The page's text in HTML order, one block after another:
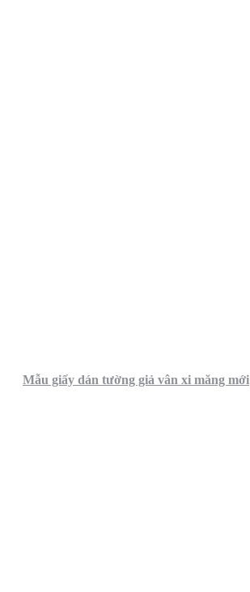
Mẫu giấy dán tường giả vân xi măng mới